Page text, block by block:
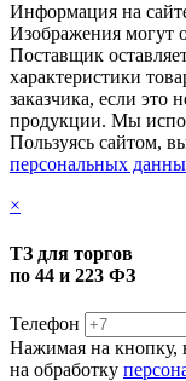
Информация на
Изображения могут
Поставщик
характеристики
заказчика, если это
продукции. Мы
Пользуясь сайтом,
персональных
×
ТЗ для торгов
по 44 и 223 ФЗ
Телефон
Нажимая на кнопку,
на обработку